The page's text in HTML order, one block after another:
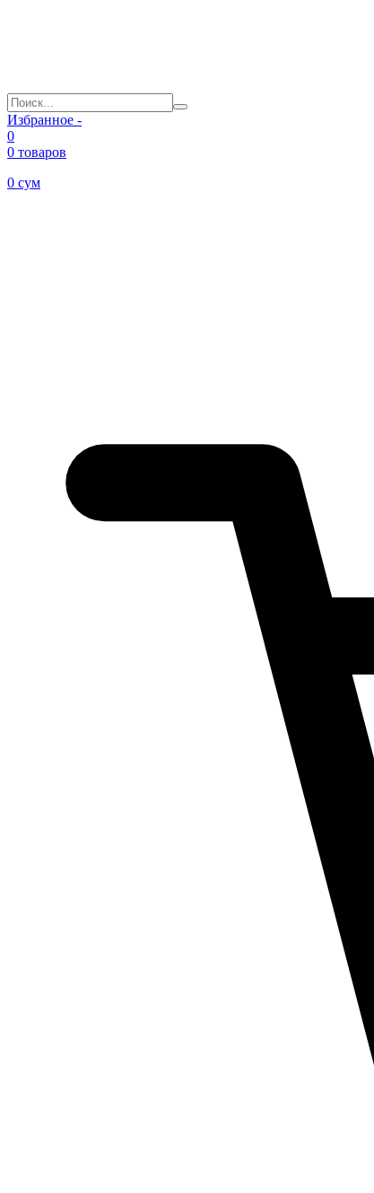
Избранное -
0
0 товаров
0 сум